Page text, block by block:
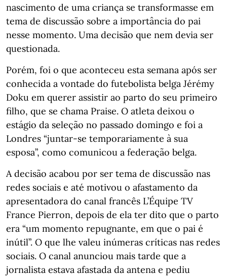
nascimento de uma criança se transformasse em
tema de discussão sobre a importância do pai
nesse momento. Uma decisão que nem devia ser
questionada.
Porém, foi o que aconteceu esta semana após ser
conhecida a vontade do futebolista belga Jérémy
Doku em querer assistir ao parto do seu primeiro
filho, que se chama Praise. O atleta deixou o
estágio da seleção no passado domingo e foi a
Londres “juntar-se temporariamente à sua
esposa”, como comunicou a federação belga.
A decisão acabou por ser tema de discussão nas
redes sociais e até motivou o afastamento da
apresentadora do canal francês L’Équipe TV
France Pierron, depois de ela ter dito que o parto
era “um momento repugnante, em que o pai é
inútil”. O que lhe valeu inúmeras críticas nas redes
sociais. O canal anunciou mais tarde que a
jornalista estava afastada da antena e pediu